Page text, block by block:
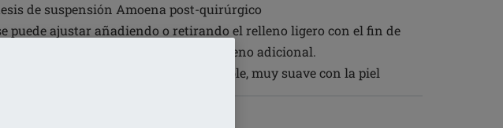
de suspensión Amoena post-quirúrgico
puede ajustar añadiendo o retirando el relleno ligero con el fin de
a la talla deseada. Se incluye relleno adicional.
de la funda es de algodón transpirable, muy suave con la piel